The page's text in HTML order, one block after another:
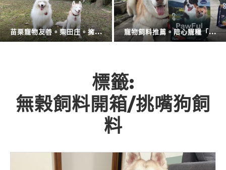
廚房神隊友登場。CAES... 衛浴還是讓專業的來。CA...
標籤:
無榖飼料開箱/挑嘴狗飼
料